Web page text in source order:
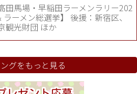
高田馬場・早稲田ラーメンラリー202
ラーメン総選挙】 後援：新宿区、
観光財団 ほか
グをもっと見る